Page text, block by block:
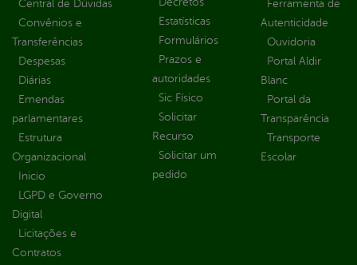
Central de Dúvidas
Convênios e
Transferências
Despesas
Diárias
Emendas
parlamentares
Estrutura
Organizacional
Inicio
LGPD e Governo
Digital
Licitações e
Contratos
Estatísticas
Formulários
Prazos e
autoridades
Sic Físico
Solicitar
Recurso
Solicitar um
pedido
Ferramenta de
Autenticidade
Ouvidoria
Portal Aldir
Blanc
Portal da
Transparência
Transporte
Escolar